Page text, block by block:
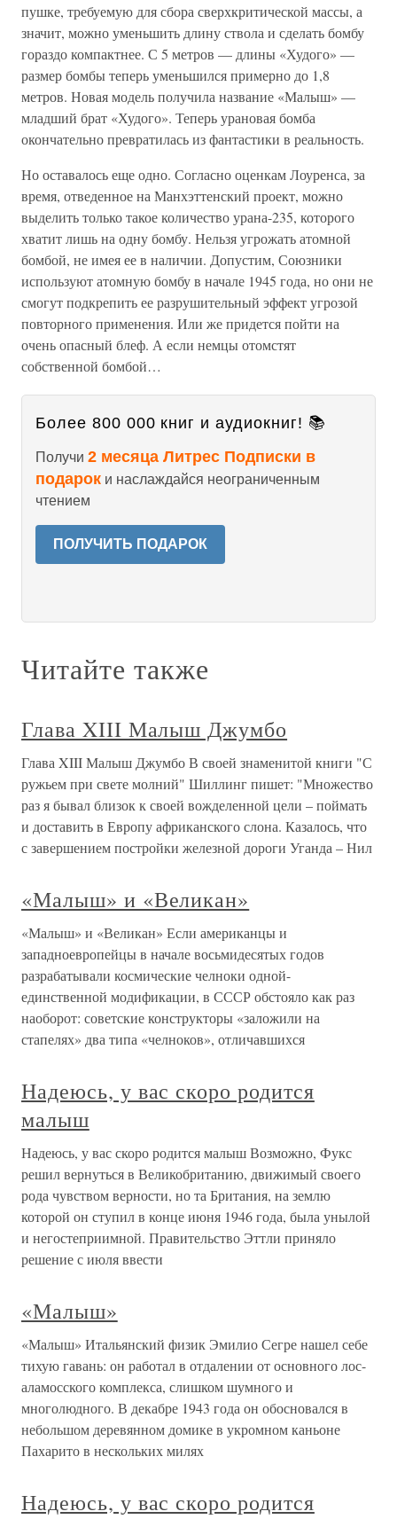
пушке, требуемую для сбора сверхкритической массы, а
значит, можно уменьшить длину ствола и сделать бомбу
гораздо компактнее. С 5 метров — длины «Худого» —
размер бомбы теперь уменьшился примерно до 1,8
метров. Новая модель получила название «Малыш» —
младший брат «Худого». Теперь урановая бомба
окончательно превратилась из фантастики в реальность.
Но оставалось еще одно. Согласно оценкам Лоуренса, за
время, отведенное на Манхэттенский проект, можно
выделить только такое количество урана-235, которого
хватит лишь на одну бомбу. Нельзя угрожать атомной
бомбой, не имея ее в наличии. Допустим, Союзники
используют атомную бомбу в начале 1945 года, но они не
смогут подкрепить ее разрушительный эффект угрозой
повторного применения. Или же придется пойти на
очень опасный блеф. А если немцы отомстят
собственной бомбой…
Более 800 000 книг и аудиокниг! 📚
Получи 2 месяца Литрес Подписки в
подарок и наслаждайся неограниченным
чтением
ПОЛУЧИТЬ ПОДАРОК
Читайте также
Глава XIII Малыш Джумбо
Глава XIII Малыш Джумбо В своей знаменитой книги "С
ружьем при свете молний" Шиллинг пишет: "Множество
раз я бывал близок к своей вожделенной цели – поймать
и доставить в Европу африканского слона. Казалось, что
с завершением постройки железной дороги Уганда – Нил
«Малыш» и «Великан»
«Малыш» и «Великан» Если американцы и
западноевропейцы в начале восьмидесятых годов
разрабатывали космические челноки одной-
единственной модификации, в СССР обстояло как раз
наоборот: советские конструкторы «заложили на
стапелях» два типа «челноков», отличавшихся
Надеюсь, у вас скоро родится
малыш
Надеюсь, у вас скоро родится малыш Возможно, Фукс
решил вернуться в Великобританию, движимый своего
рода чувством верности, но та Британия, на землю
которой он ступил в конце июня 1946 года, была унылой
и негостеприимной. Правительство Эттли приняло
решение с июля ввести
«Малыш»
«Малыш» Итальянский физик Эмилио Сегре нашел себе
тихую гавань: он работал в отдалении от основного лос-
аламосского комплекса, слишком шумного и
многолюдного. В декабре 1943 года он обосновался в
небольшом деревянном домике в укромном каньоне
Пахарито в нескольких милях
Надеюсь, у вас скоро родится